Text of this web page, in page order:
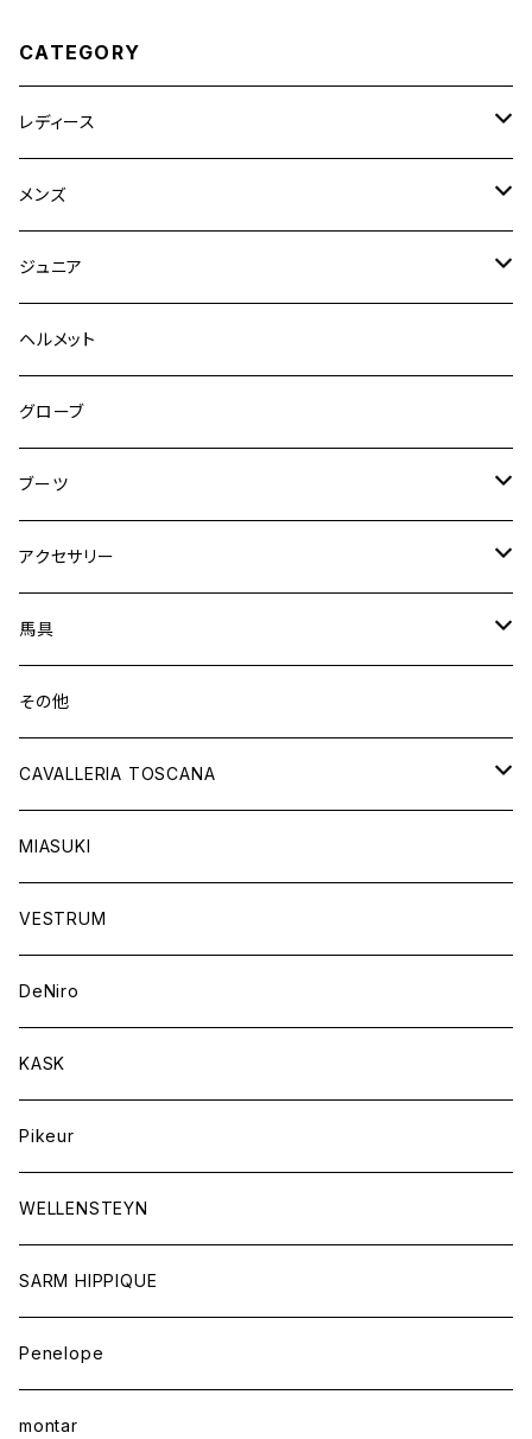
CATEGORY
レディース
競技用ジャケット
キュロット
フルグリップ
ニーグリップ
シャツ
ウェア
アウター
シャツ
メンズ
競技用ジャケット
キュロット
フルグリップ
ニーグリップ
シャツ
ウェア
アウター
シャツ
ジュニア
キュロット
ウエア
ヘルメット
グローブ
ブーツ
ロングブーツ（既製品）
オーダーロングブーツ
ショートブーツ
チャップス
アクセサリー
ベルト
グローブ
ソックス
キャップ
アスコットタイ
バッグ
ネクタイ
スカーフ
ジュエリー
馬具
サドルパッド
イヤーネット
バンデージ
ラグ
その他
CAVALLERIA TOSCANA
レディス
競技用ジャケット
キュロット
メンズ
競技用ジャケット
キュロット
MIASUKI
VESTRUM
DeNiro
KASK
Pikeur
WELLENSTEYN
SARM HIPPIQUE
Penelope
montar